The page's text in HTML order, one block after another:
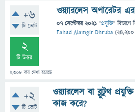
+6
টি ভোট
2
টি উত্তর
2,308 বার দেখা হয়েছে
ওয়্যারলেস অপারেটর
07 সেপ্টেম্বর 2021 "প্রযুক্তি" বিভাগে
Fahad Alamgir Dhruba (24,290
+2
টি ভোট
ওয়্যারলেস বা ব্লুটুথ
কাজ করে?